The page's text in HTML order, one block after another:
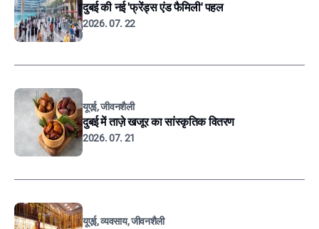
दुबई की नई 'फ्रेंड्स एंड फैमिली' पहल
2026. 07. 22
यूएई, जीवनशैली
दुबई में ताज़े खजूर का सांस्कृतिक वितरण
2026. 07. 21
यूएई, व्यवसाय, जीवनशैली